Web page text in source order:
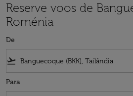
Reserve voos de
Roménia
De
flight_takeoff
Para